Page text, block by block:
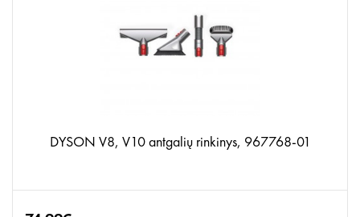
DYSON V8, V10 antgalių rinkinys, 967768-01